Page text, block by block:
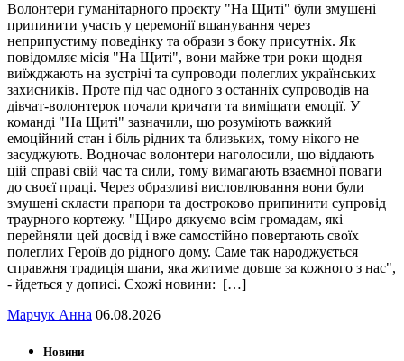
Волонтери гуманітарного проєкту "На Щиті" були змушені
припинити участь у церемонії вшанування через
неприпустиму поведінку та образи з боку присутніх. Як
повідомляє місія "На Щиті", вони майже три роки щодня
виїжджають на зустрічі та супроводи полеглих українських
захисників. Проте під час одного з останніх супроводів на
дівчат-волонтерок почали кричати та виміщати емоції. У
команді "На Щиті" зазначили, що розуміють важкий
емоційний стан і біль рідних та близьких, тому нікого не
засуджують. Водночас волонтери наголосили, що віддають
цій справі свій час та сили, тому вимагають взаємної поваги
до своєї праці. Через образливі висловлювання вони були
змушені скласти прапори та достроково припинити супровід
траурного кортежу. "Щиро дякуємо всім громадам, які
перейняли цей досвід і вже самостійно повертають своїх
полеглих Героїв до рідного дому. Саме так народжується
справжня традиція шани, яка житиме довше за кожного з нас",
- йдеться у дописі. Схожі новини: […]
Марчук Анна 06.08.2026
Новини